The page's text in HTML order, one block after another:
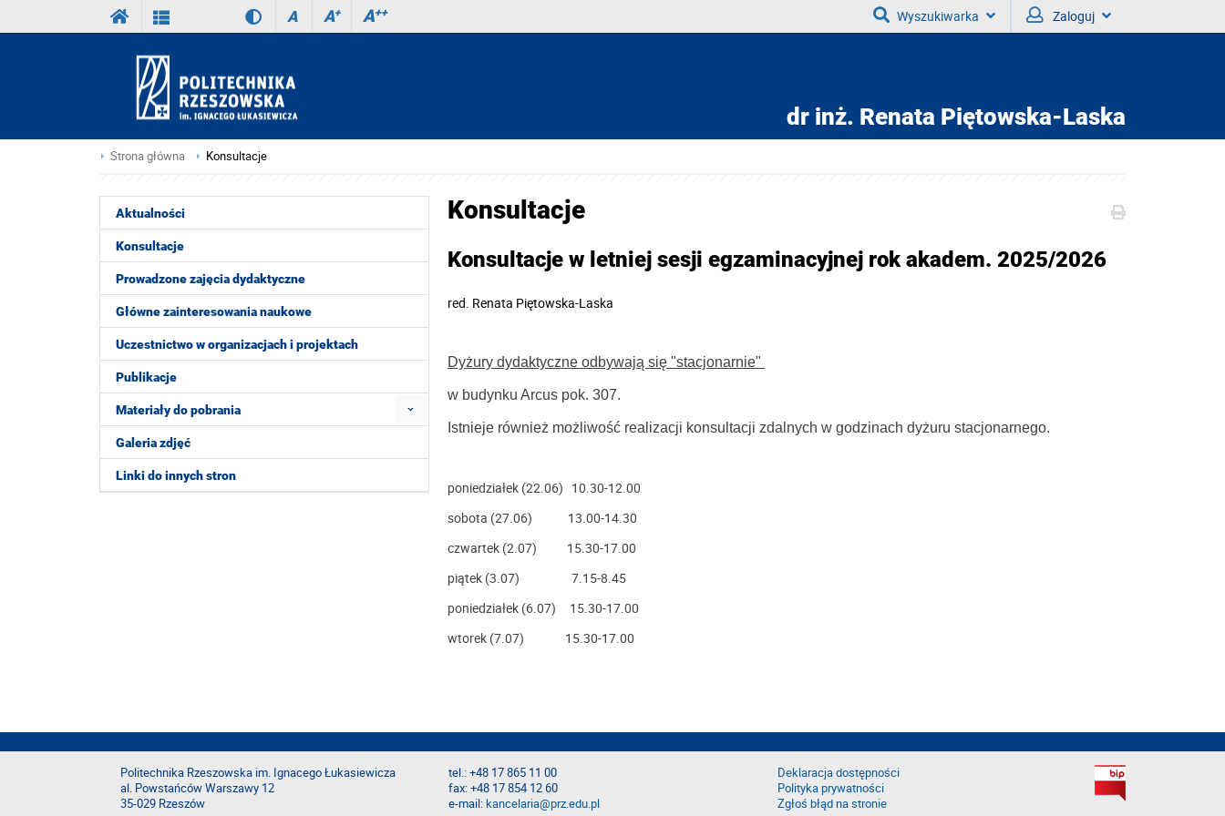
A A+ A++ Wyszukiwarka Zaloguj
dr inż. Renata Piętowska-Laska
Strona główna Konsultacje
Aktualności
Konsultacje
Prowadzone zajęcia dydaktyczne
Główne zainteresowania naukowe
Uczestnictwo w organizacjach i projektach
Publikacje
Materiały do pobrania
Galeria zdjęć
Linki do innych stron
Konsultacje
Konsultacje w letniej sesji egzaminacyjnej rok akadem. 2025/2026
red. Renata Piętowska-Laska
Dyżury dydaktyczne odbywają się "stacjonarnie"
w budynku Arcus pok. 307.
Istnieje również możliwość realizacji konsultacji zdalnych w godzinach dyżuru stacjonarnego.
poniedziałek (22.06) 10.30-12.00
sobota (27.06) 13.00-14.30
czwartek (2.07) 15.30-17.00
piątek (3.07) 7.15-8.45
poniedziałek (6.07) 15.30-17.00
wtorek (7.07) 15.30-17.00
Politechnika Rzeszowska im. Ignacego Łukasiewicza
al. Powstańców Warszawy 12
35-029 Rzeszów
tel.: +48 17 865 11 00
fax: +48 17 854 12 60
e-mail:kancelaria@prz.edu.pl
Deklaracja dostępności
Polityka prywatności
Zgłoś błąd na stronie